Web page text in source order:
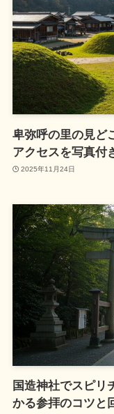
卑弥呼の里の見ど
アクセスを写真付
2025年11月24日
国造神社でスピリ
かる参拝のコツと